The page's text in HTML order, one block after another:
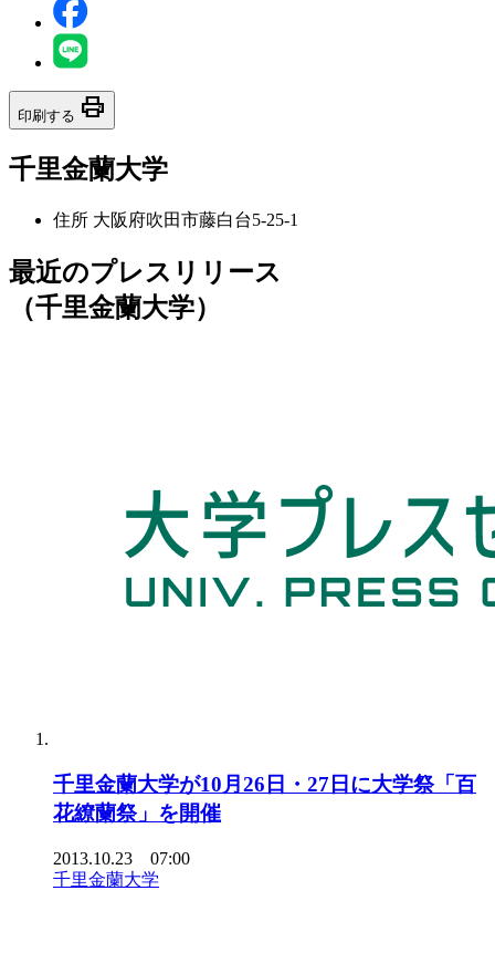
印刷する print
千里金蘭大学
住所 大阪府吹田市藤白台5-25-1
最近のプレスリリース
（千里金蘭大学）
千里金蘭大学が10月26日・27日に大学祭「百
花繚蘭祭」を開催
2013.10.23 07:00
千里金蘭大学